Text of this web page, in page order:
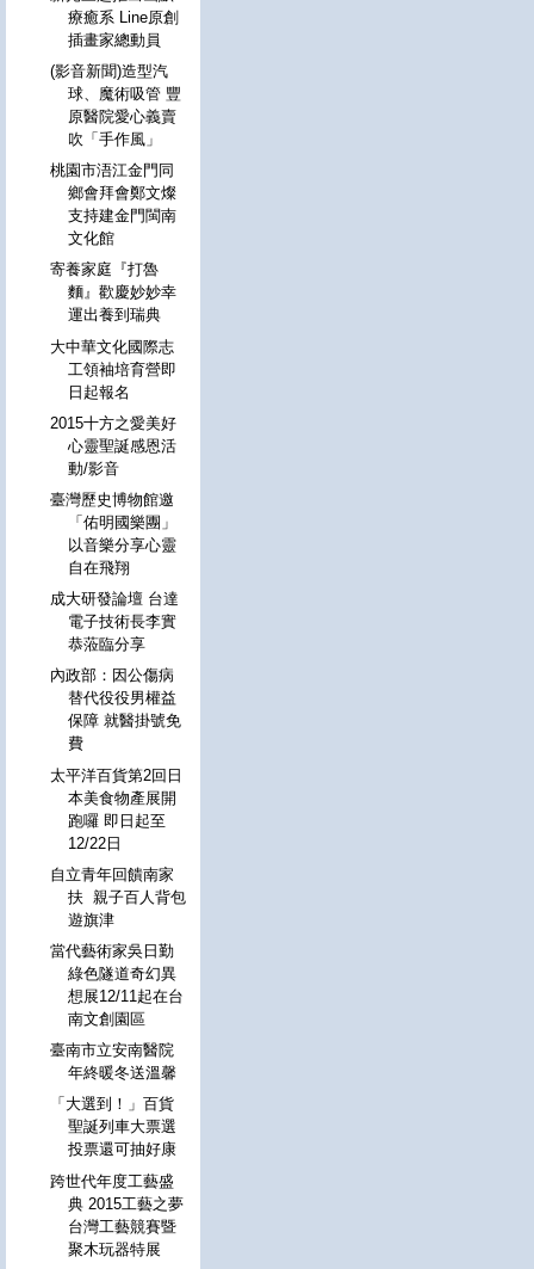
療癒系 Line原創
插畫家總動員
(影音新聞)造型汽
球、魔術吸管 豐
原醫院愛心義賣
吹「手作風」
桃園市浯江金門同
鄉會拜會鄭文燦
支持建金門閩南
文化館
寄養家庭『打魯
麵』歡慶妙妙幸
運出養到瑞典
大中華文化國際志
工領袖培育營即
日起報名
2015十方之愛美好
心靈聖誕感恩活
動/影音
臺灣歷史博物館邀
「佑明國樂團」
以音樂分享心靈
自在飛翔
成大研發論壇 台達
電子技術長李實
恭蒞臨分享
內政部：因公傷病
替代役役男權益
保障 就醫掛號免
費
太平洋百貨第2回日
本美食物產展開
跑囉 即日起至
12/22日
自立青年回饋南家
扶 親子百人背包
遊旗津
當代藝術家吳日勤
綠色隧道奇幻異
想展12/11起在台
南文創園區
臺南市立安南醫院
年終暖冬送溫馨
「大選到！」百貨
聖誕列車大票選
投票還可抽好康
跨世代年度工藝盛
典 2015工藝之夢
台灣工藝競賽暨
聚木玩器特展